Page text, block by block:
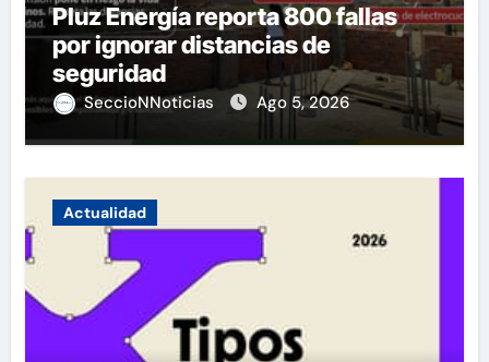
Pluz Energía reporta 800 fallas
por ignorar distancias de
seguridad
SeccioNNoticias Ago 5, 2026
Actualidad